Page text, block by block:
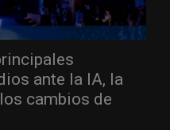
ante la IA, la
cambios de